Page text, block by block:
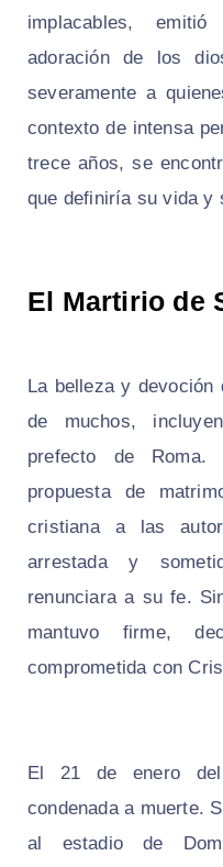
implacables,
adoración de los
severamente a
contexto de intensa
trece años, se
que definiría su vida y
El Martirio de
La belleza y devoción
de muchos,
prefecto de Roma.
propuesta de
cristiana a las
arrestada y
renunciara a su fe.
mantuvo firme,
comprometida con
El 21 de enero
condenada a muerte.
al estadio de